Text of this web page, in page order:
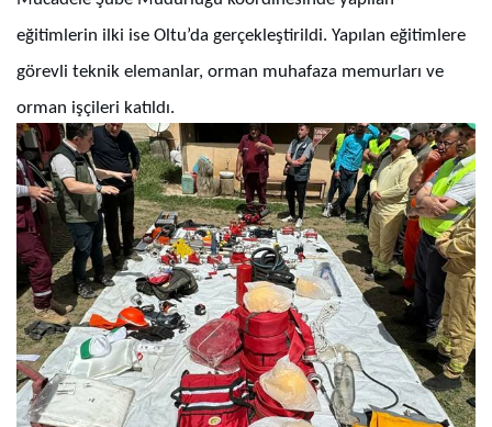
eğitimlerin ilki ise Oltu’da gerçekleştirildi. Yapılan eğitimlere
görevli teknik elemanlar, orman muhafaza memurları ve
orman işçileri katıldı.